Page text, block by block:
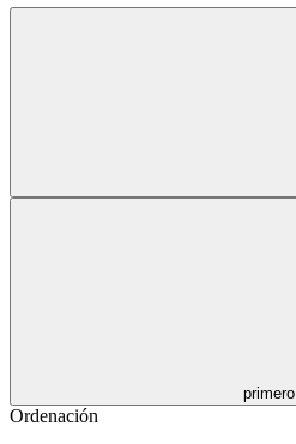
primero
Ordenación